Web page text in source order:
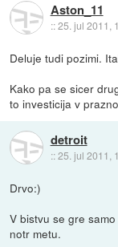
Aston_11
::25. jul 2011,
Deluje tudi pozimi.
Kako pa se sicer
to investicija v
detroit
::25. jul 2011,
Drvo:)
V bistvu se gre
notr metu.